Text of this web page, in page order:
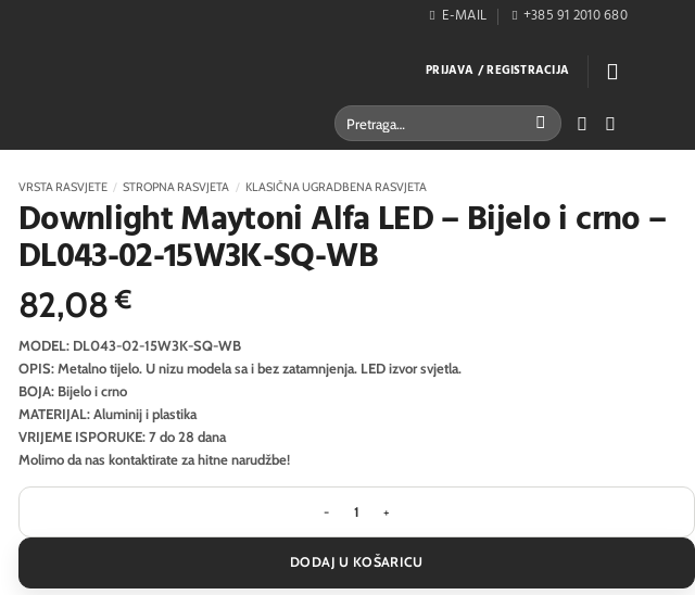
E-MAIL +385 91 2010 680
PRIJAVA / REGISTRACIJA
Pretraži:
VRSTA RASVJETE / STROPNA RASVJETA / KLASIČNA UGRADBENA RASVJETA
Downlight Maytoni Alfa LED – Bijelo i crno –
DL043-02-15W3K-SQ-WB
82,08€
MODEL: DL043-02-15W3K-SQ-WB
OPIS: Metalno tijelo. U nizu modela sa i bez zatamnjenja. LED izvor svjetla.
BOJA: Bijelo i crno
MATERIJAL: Aluminij i plastika
VRIJEME ISPORUKE: 7 do 28 dana
Molimo da nas kontaktirate za hitne narudžbe!
Downlight Maytoni Alfa LED - Bijelo i crno -
DODAJ U KOŠARICU